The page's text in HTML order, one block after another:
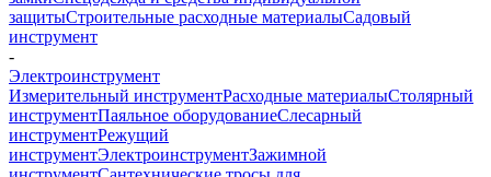
защитыСтроительные расходные материалыСадовый
инструмент
-
Электроинструмент
Измерительный инструментРасходные материалыСтолярный
инструментПаяльное оборудованиеСлесарный
инструментРежущий
инструментЭлектроинструментЗажимной